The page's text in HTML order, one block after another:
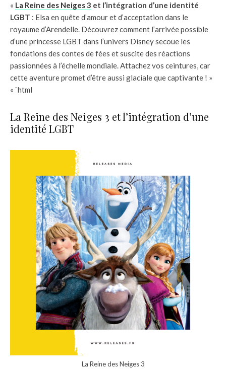
« La Reine des Neiges 3 et l’intégration d’une identité
LGBT : Elsa en quête d’amour et d’acceptation dans le
royaume d’Arendelle. Découvrez comment l’arrivée possible
d’une princesse LGBT dans l’univers Disney secoue les
fondations des contes de fées et suscite des réactions
passionnées à l’échelle mondiale. Attachez vos ceintures, car
cette aventure promet d’être aussi glaciale que captivante ! »
« `html
La Reine des Neiges 3 et l’intégration d’une
identité LGBT
La Reine des Neiges 3